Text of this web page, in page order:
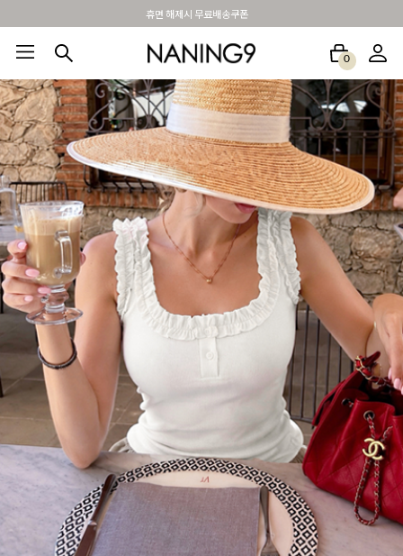
BEST 포토리뷰 - 매주 2명추첨 3만원쿠폰
0
BEST100🤍 NEW5% 베스트재진행 썸머여행룩 아울렛 하객&모임룩